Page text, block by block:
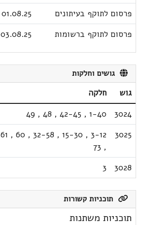
פרסום לתוקף בעיתונים
01.08.25
פרסום לתוקף ברשומות
03.08.25
גושים וחלקות
גוש
חלקה
3024
1-40
,
42-45
,
48
,
49
3025
3-12
,
15-30
,
32-58
,
60
,
61
,
73
3028
3
תוכניות קשורות
תוכניות משתנות